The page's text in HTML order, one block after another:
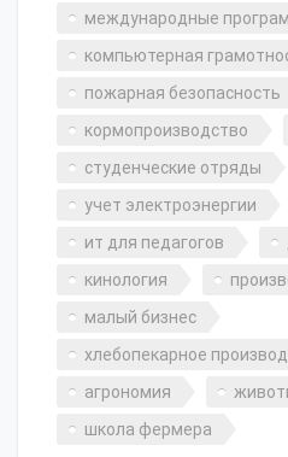
международные
компьютерная
пожарная безопасность
кормопроизводство
студенческие отряды
учет электроэнергии
ит для педагогов
кинология
малый бизнес
хлебопекарное
агрономия
школа фермера